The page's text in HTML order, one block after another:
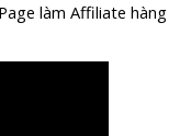
làm Affiliate hàng